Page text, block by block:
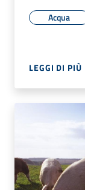
Acqua
LEGGI DI PIÙ